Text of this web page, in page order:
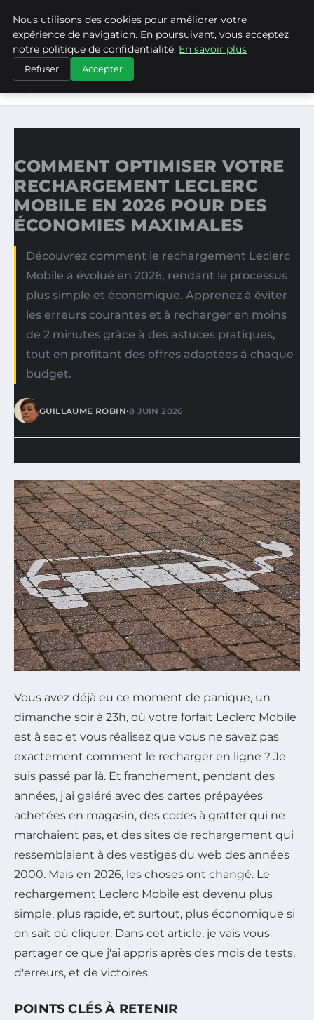
ASVPP
ACCUEIL
COMMENT OPTIMISER VOTRE RECHARGEMENT LECLERC
COMMENT OPTIMISER VOTRE
RECHARGEMENT LECLERC
MOBILE EN 2026 POUR DES
ÉCONOMIES MAXIMALES
Découvrez comment le rechargement Leclerc
Mobile a évolué en 2026, rendant le processus
plus simple et économique. Apprenez à éviter
les erreurs courantes et à recharger en moins
de 2 minutes grâce à des astuces pratiques,
tout en profitant des offres adaptées à chaque
budget.
GUILLAUME ROBIN•8 JUIN 2026
Vous avez déjà eu ce moment de panique, un
dimanche soir à 23h, où votre forfait Leclerc Mobile
est à sec et vous réalisez que vous ne savez pas
exactement comment le recharger en ligne ? Je
suis passé par là. Et franchement, pendant des
années, j'ai galéré avec des cartes prépayées
achetées en magasin, des codes à gratter qui ne
marchaient pas, et des sites de rechargement qui
ressemblaient à des vestiges du web des années
2000. Mais en 2026, les choses ont changé. Le
rechargement Leclerc Mobile est devenu plus
simple, plus rapide, et surtout, plus économique si
on sait où cliquer. Dans cet article, je vais vous
partager ce que j'ai appris après des mois de tests,
d'erreurs, et de victoires.
POINTS CLÉS À RETENIR
Nous utilisons des cookies pour améliorer votre
expérience de navigation. En poursuivant, vous acceptez
notre politique de confidentialité. En savoir plus
Refuser Accepter